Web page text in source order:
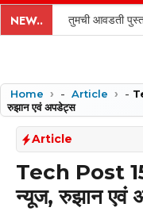
content
NEW.. तुमची आवडती
Home - Article -
रुझान एवं अपडेट्स
Article
Tech Post
न्यूज, रुझान एवं